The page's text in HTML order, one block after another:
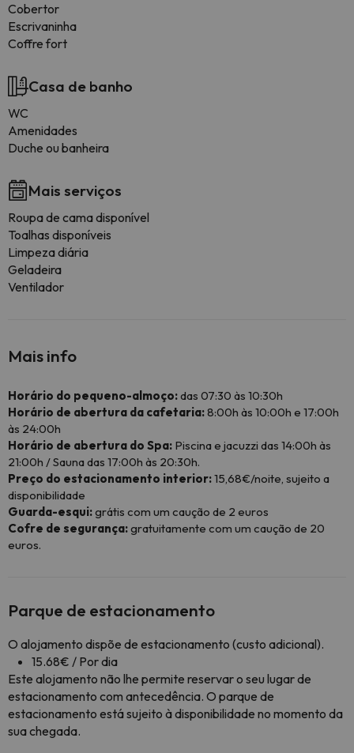
Cobertor
Escrivaninha
Coffre fort
Casa de banho
WC
Amenidades
Duche ou banheira
Mais serviços
Roupa de cama disponível
Toalhas disponíveis
Limpeza diária
Geladeira
Ventilador
Mais info
Horário do pequeno-almoço:das 07:30 às 10:30h
Horário de abertura da cafetaria:8:00h às 10:00h e 17:00h
às 24:00h
Horário de abertura do Spa: Piscina e jacuzzi das 14:00h às
21:00h / Sauna das 17:00h às 20:30h.
Preço do estacionamento interior:15,68€/noite, sujeito a
disponibilidade
Guarda-esqui:grátis com um caução de 2 euros
Cofre de segurança:gratuitamente com um caução de 20
euros.
Parque de estacionamento
O alojamento dispõe de estacionamento (custo adicional).
15.68€ / Por dia
Este alojamento não lhe permite reservar o seu lugar de
estacionamento com antecedência. O parque de
estacionamento está sujeito à disponibilidade no momento da
sua chegada.